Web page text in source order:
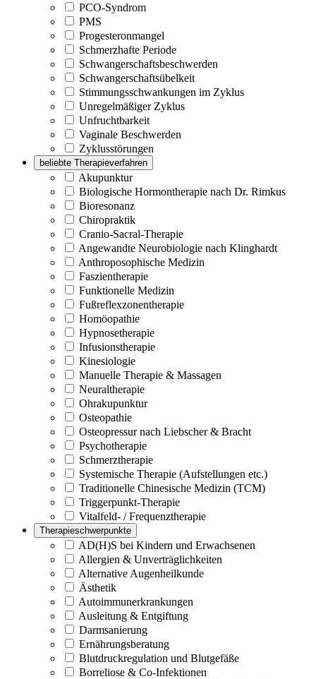
PCO-Syndrom
PMS
Progesteronmangel
Schmerzhafte Periode
Schwangerschaftsbeschwerden
Schwangerschaftsübelkeit
Stimmungsschwankungen im Zyklus
Unregelmäßiger Zyklus
Unfruchtbarkeit
Vaginale Beschwerden
Zyklusstörungen
beliebte Therapieverfahren
Akupunktur
Biologische Hormontherapie nach Dr. Rimkus
Bioresonanz
Chiropraktik
Cranio-Sacral-Therapie
Angewandte Neurobiologie nach Klinghardt
Anthroposophische Medizin
Faszientherapie
Funktionelle Medizin
Fußreflexzonentherapie
Homöopathie
Hypnosetherapie
Infusionstherapie
Kinesiologie
Manuelle Therapie & Massagen
Neuraltherapie
Ohrakupunktur
Osteopathie
Osteopressur nach Liebscher & Bracht
Psychotherapie
Schmerztherapie
Systemische Therapie (Aufstellungen etc.)
Traditionelle Chinesische Medizin (TCM)
Triggerpunkt-Therapie
Vitalfeld- / Frequenztherapie
Therapieschwerpunkte
AD(H)S bei Kindern und Erwachsenen
Allergien & Unverträglichkeiten
Alternative Augenheilkunde
Ästhetik
Autoimmunerkrankungen
Ausleitung & Entgiftung
Darmsanierung
Ernährungsberatung
Blutdruckregulation und Blutgefäße
Borreliose & Co-Infektionen